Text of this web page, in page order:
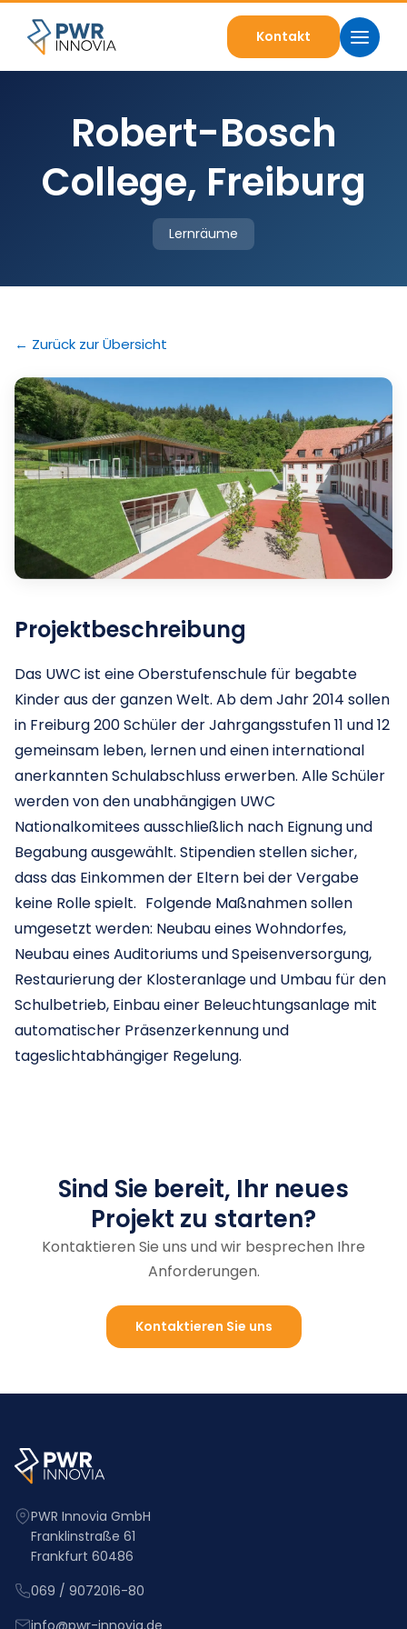
Kontakt
Robert-Bosch
College, Freiburg
Lernräume
← Zurück zur Übersicht
Projektbeschreibung
Das UWC ist eine Oberstufenschule für begabte
Kinder aus der ganzen Welt. Ab dem Jahr 2014 sollen
in Freiburg 200 Schüler der Jahrgangsstufen 11 und 12
gemeinsam leben, lernen und einen international
anerkannten Schulabschluss erwerben. Alle Schüler
werden von den unabhängigen UWC
Nationalkomitees ausschließlich nach Eignung und
Begabung ausgewählt. Stipendien stellen sicher,
dass das Einkommen der Eltern bei der Vergabe
keine Rolle spielt. Folgende Maßnahmen sollen
umgesetzt werden: Neubau eines Wohndorfes,
Neubau eines Auditoriums und Speisenversorgung,
Restaurierung der Klosteranlage und Umbau für den
Schulbetrieb, Einbau einer Beleuchtungsanlage mit
automatischer Präsenzerkennung und
tageslichtabhängiger Regelung.
Sind Sie bereit, Ihr neues
Projekt zu starten?
Kontaktieren Sie uns und wir besprechen Ihre
Anforderungen.
Kontaktieren Sie uns
PWR Innovia GmbH
Franklinstraße 61
Frankfurt 60486
069 / 9072016-80
info@pwr-innovia.de